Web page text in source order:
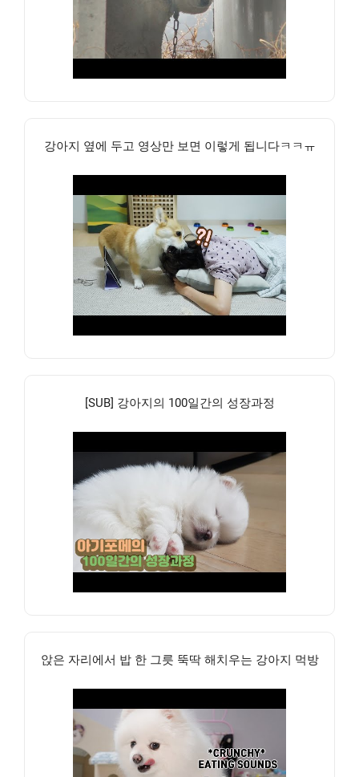
강아지 옆에 두고 영상만 보면 이렇게 됩니다ㅋㅋㅠ
[SUB] 강아지의 100일간의 성장과정
앉은 자리에서 밥 한 그릇 뚝딱 해치우는 강아지 먹방